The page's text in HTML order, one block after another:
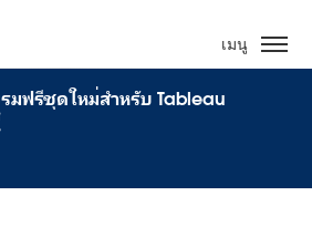
เมนู
มฟรีชุดใหม่สำหรับ Tableau